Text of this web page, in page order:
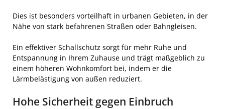
Dies ist besonders vorteilhaft in urbanen Gebieten, in der
Nähe von stark befahrenen Straßen oder Bahngleisen.
Ein effektiver Schallschutz sorgt für mehr Ruhe und
Entspannung in Ihrem Zuhause und trägt maßgeblich zu
einem höheren Wohnkomfort bei, indem er die
Lärmbelästigung von außen reduziert.
Hohe Sicherheit gegen Einbruch